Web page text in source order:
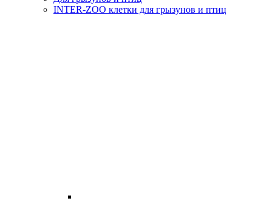
INTER-ZOO клетки для грызунов и птиц